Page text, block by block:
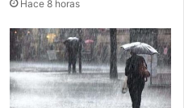
Hace 8 horas